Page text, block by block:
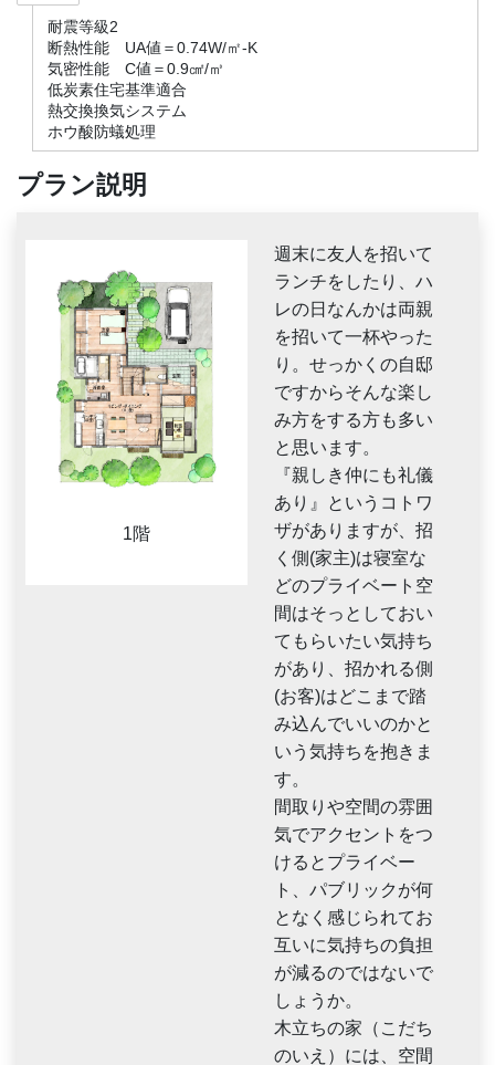
耐震等級2
断熱性能 UA値＝0.74W/㎡-K
気密性能 C値＝0.9㎠/㎥
低炭素住宅基準適合
熱交換換気システム
ホウ酸防蟻処理
プラン説明
1階
週末に友人を招いて
ランチをしたり、ハ
レの日なんかは両親
を招いて一杯やった
り。せっかくの自邸
ですからそんな楽し
み方をする方も多い
と思います。
『親しき仲にも礼儀
あり』というコトワ
ザがありますが、招
く側(家主)は寝室な
どのプライベート空
間はそっとしておい
てもらいたい気持ち
があり、招かれる側
(お客)はどこまで踏
み込んでいいのかと
いう気持ちを抱きま
す。
間取りや空間の雰囲
気でアクセントをつ
けるとプライベー
ト、パブリックが何
となく感じられてお
互いに気持ちの負担
が減るのではないで
しょうか。
木立ちの家（こだち
のいえ）には、空間